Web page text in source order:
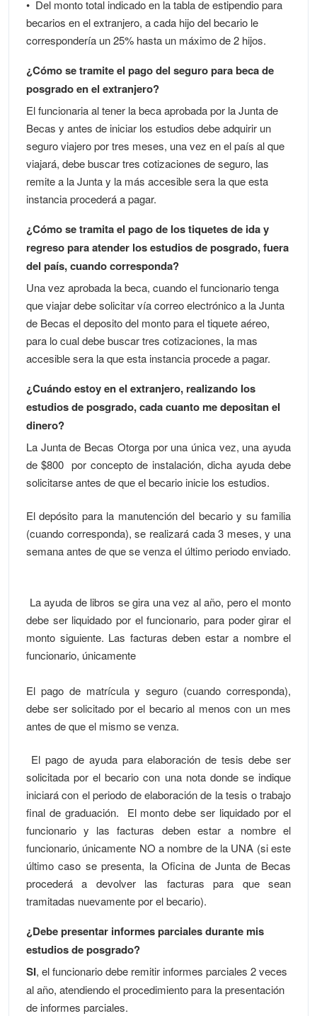
• Del monto total indicado en la tabla de estipendio para
becarios en el extranjero, a cada hijo del becario le
correspondería un 25% hasta un máximo de 2 hijos.
¿Cómo se tramite el pago del seguro para beca de
posgrado en el extranjero?
El funcionaria al tener la beca aprobada por la Junta de
Becas y antes de iniciar los estudios debe adquirir un
seguro viajero por tres meses, una vez en el país al que
viajará, debe buscar tres cotizaciones de seguro, las
remite a la Junta y la más accesible sera la que esta
instancia procederá a pagar.
¿Cómo se tramita el pago de los tiquetes de ida y
regreso para atender los estudios de posgrado, fuera
del país, cuando corresponda?
Una vez aprobada la beca, cuando el funcionario tenga
que viajar debe solicitar vía correo electrónico a la Junta
de Becas el deposito del monto para el tiquete aéreo,
para lo cual debe buscar tres cotizaciones, la mas
accesible sera la que esta instancia procede a pagar.
¿Cuándo estoy en el extranjero, realizando los
estudios de posgrado, cada cuanto me depositan el
dinero?
La Junta de Becas Otorga por una única vez, una ayuda
de $800 por concepto de instalación, dicha ayuda debe
solicitarse antes de que el becario inicie los estudios.
El depósito para la manutención del becario y su familia
(cuando corresponda), se realizará cada 3 meses, y una
semana antes de que se venza el último periodo enviado.
La ayuda de libros se gira una vez al año, pero el monto
debe ser liquidado por el funcionario, para poder girar el
monto siguiente. Las facturas deben estar a nombre el
funcionario, únicamente
El pago de matrícula y seguro (cuando corresponda),
debe ser solicitado por el becario al menos con un mes
antes de que el mismo se venza.
El pago de ayuda para elaboración de tesis debe ser
solicitada por el becario con una nota donde se indique
iniciará con el periodo de elaboración de la tesis o trabajo
final de graduación. El monto debe ser liquidado por el
funcionario y las facturas deben estar a nombre el
funcionario, únicamente NO a nombre de la UNA (si este
último caso se presenta, la Oficina de Junta de Becas
procederá a devolver las facturas para que sean
tramitadas nuevamente por el becario).
¿Debe presentar informes parciales durante mis
estudios de posgrado?
SI, el funcionario debe remitir informes parciales 2 veces
al año, atendiendo el procedimiento para la presentación
de informes parciales.